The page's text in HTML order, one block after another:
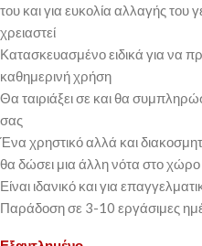
του και για ευκολία αλλαγής του
χρειαστεί
Κατασκευασμένο ειδικά για να
καθημερινή χρήση
Θα ταιριάξει σε και θα
σας
Ένα χρηστικό αλλά και
θα δώσει μια άλλη νότα στο
Είναι ιδανικό και για
Παράδοση σε 3-10 εργάσιμες